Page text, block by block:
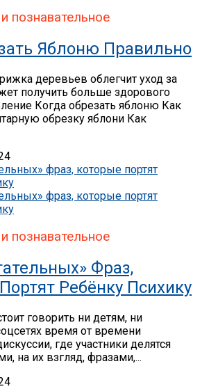
познавательное
Яблоню Правильно
деревьев облегчит уход за
получить больше здорового
Когда обрезать яблоню Как
обрезку яблони Как
познавательное
Фраз,
Ребёнку Психику
говорить ни детям, ни
время от времени
где участники делятся
на их взгляд, фразами,...